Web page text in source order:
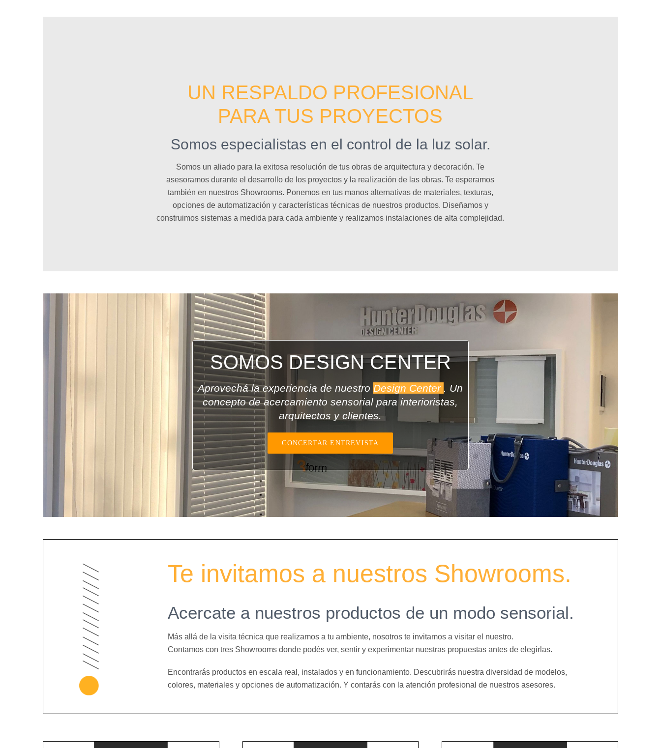
UN RESPALDO PROFESIONAL
PARA TUS PROYECTOS
Somos especialistas en el control de la luz solar.
Somos un aliado para la exitosa resolución de tus obras de arquitectura y decoración. Te
asesoramos durante el desarrollo de los proyectos y la realización de las obras. Te esperamos
también en nuestros Showrooms. Ponemos en tus manos alternativas de materiales, texturas,
opciones de automatización y características técnicas de nuestros productos. Diseñamos y
construimos sistemas a medida para cada ambiente y realizamos instalaciones de alta complejidad.
SOMOS DESIGN CENTER
Aprovechá la experiencia de nuestro Design Center . Un
concepto de acercamiento sensorial para interioristas,
arquitectos y clientes.
CONCERTAR ENTREVISTA
Te invitamos a nuestros Showrooms.
Acercate a nuestros productos de un modo sensorial.
Más allá de la visita técnica que realizamos a tu ambiente, nosotros te invitamos a visitar el nuestro.
Contamos con tres Showrooms donde podés ver, sentir y experimentar nuestras propuestas antes de elegirlas.
Encontrarás productos en escala real, instalados y en funcionamiento. Descubrirás nuestra diversidad de modelos,
colores, materiales y opciones de automatización. Y contarás con la atención profesional de nuestros asesores.